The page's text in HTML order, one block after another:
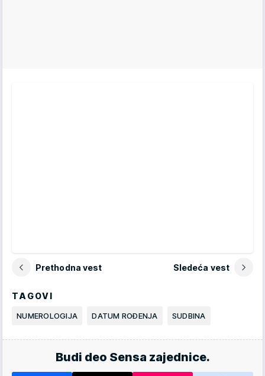
Prethodna vest Sledeća vest
TAGOVI
NUMEROLOGIJA DATUM ROĐENJA SUDBINA
Budi deo Sensa zajednice.